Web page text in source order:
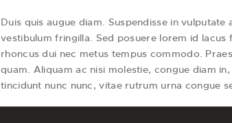
Duis quis augue diam. Suspendisse in
vestibulum fringilla. Sed posuere lorem id
rhoncus dui nec metus tempus commodo.
quam. Aliquam ac nisi molestie, congue diam
tincidunt nunc nunc, vitae rutrum urna congue